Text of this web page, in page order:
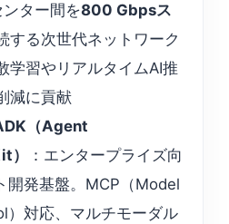
ンター間を800 Gbpsス
する次世代ネットワーク
学習やリアルタイムAI推
減に貢献
（Agent
）
：エンタープライズ向
開発基盤。MCP（Model
対応、マルチモーダル